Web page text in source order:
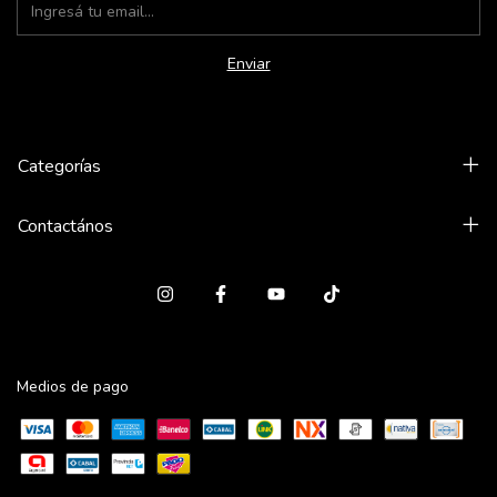
Categorías
Contactános
Medios de pago